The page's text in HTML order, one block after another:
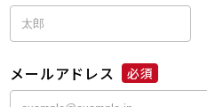
メールアドレス 必須